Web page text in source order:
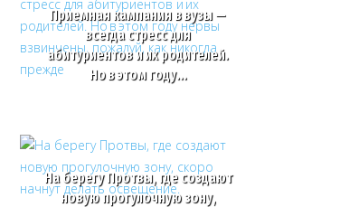
Приемная кампания в вузы —
всегда стресс для
абитуриентов и их родителей.
Но в этом году…
На берегу Протвы, где создают
новую прогулочную зону,